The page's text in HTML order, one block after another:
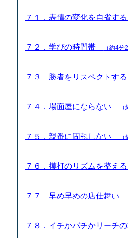
７１．表情の変化を自省す
７２．学びの時間帯 （約4分
７３．勝者をリスペクトす
７４．場面屋にならない
７５．親番に固執しない
７６．摸打のリズムを整え
７７．早め早めの店仕舞い
７８．イチかバチかリーチ